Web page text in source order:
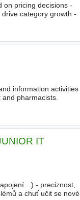
on pricing decisions -
category growth -
information activities
pharmacists.
IT
- preciznost,
a chuť učit se nové